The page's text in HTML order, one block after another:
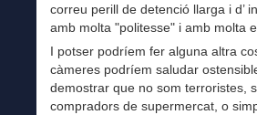
correu perill de detenció llarga i d’
amb molta "politesse" i amb molta
I potser podríem fer alguna altra
càmeres podríem saludar
demostrar que no som terroristes,
compradors de supermercat, o